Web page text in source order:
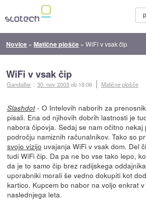
Novice »Matične plošče »WiFi v vsak čip
WiFi v vsak čip
Gandalfar ::30. nov 2003ob 18:06 Matične plošče
Slashdot- O Intelovih naborih za
pisali. Ena od njihovih dobrih lastnosti je
nabora čipovja. Sedaj se nam očitno
področju namiznih računalnikov. Tako so
svojo vizijo uvajanja WiFi v vsak dom. Del
tudi WiFi čip. Da pa ne bo vse tako lepo,
da je to samo čip brez radijskega
uporabniki morali še vedno dokupiti kot
kartico. Kupcem bo nabor na voljo enkrat
naslednjega leta.